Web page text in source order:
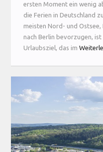
ersten Moment ein wenig
die Ferien in Deutschland
meisten Nord- und
nach Berlin bevorzugen,
Urlaubsziel, das im